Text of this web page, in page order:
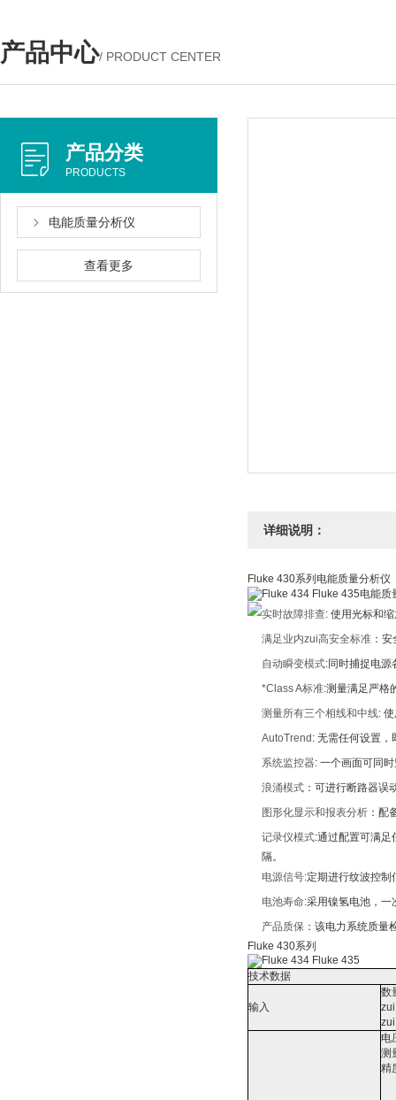
产品中心/ PRODUCT CENTER
产品分类
PRODUCTS
电能质量分析仪
查看更多
详细说明：
Fluke 430系列电能质量分析仪
实时故障排查: 使用光标和
满足业内zui高安全标准 ：
自动瞬变模式:同时捕捉电
*Class A标准:测量满足严格
测量所有三个相线和中线:
AutoTrend : 无需任何设置
系统监控器: 一个画面可同
浪涌模式 ：可进行断路器误
图形化显示和报表分析 ：配
记录仪模式:通过配置可满
隔。
电源信号:定期进行纹波控制
电池寿命:采用镍氢电池，
产品质保 ：该电力系统质量
Fluke 430系列
技术数据
输入
数
电
测
精